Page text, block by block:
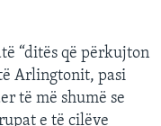
“ditës që përkujton
Arlingtonit, pasi
të më shumë se
e të cilëve